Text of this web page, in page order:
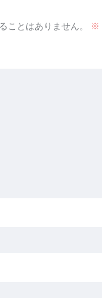
ことはありません。 ※